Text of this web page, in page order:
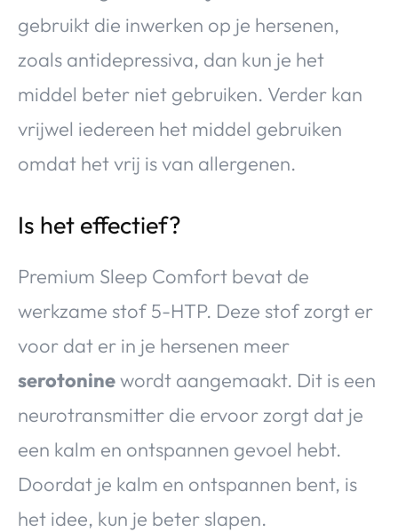
gebruikt die inwerken op je hersenen,
zoals antidepressiva, dan kun je het
middel beter niet gebruiken. Verder kan
vrijwel iedereen het middel gebruiken
omdat het vrij is van allergenen.
Is het effectief?
Premium Sleep Comfort bevat de
werkzame stof 5-HTP. Deze stof zorgt er
voor dat er in je hersenen meer
serotoninewordt aangemaakt. Dit is een
neurotransmitter die ervoor zorgt dat je
een kalm en ontspannen gevoel hebt.
Doordat je kalm en ontspannen bent, is
het idee, kun je beter slapen.